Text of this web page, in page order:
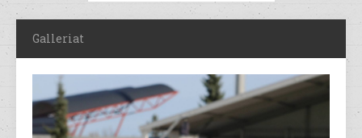
Galleriat